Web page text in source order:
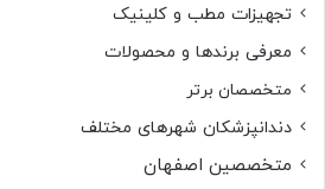
تجهیزات مطب و کلینیک
معرفی برندها و محصولات
متخصصان برتر
دندانپزشکان شهرهای مختلف
متخصصین اصفهان